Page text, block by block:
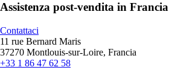
Assistenza post-vendita in Francia
Contattaci
11 rue Bernard Maris
37270 Montlouis-sur-Loire, Francia
+33 1 86 47 62 58